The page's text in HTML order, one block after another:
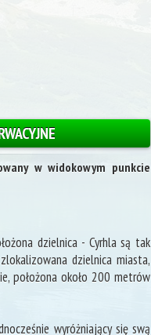
w widokowym punkcie
dzielnica - Cyrhla są tak
dzielnica miasta,
położona około 200 metrów
wyróżniający się swą